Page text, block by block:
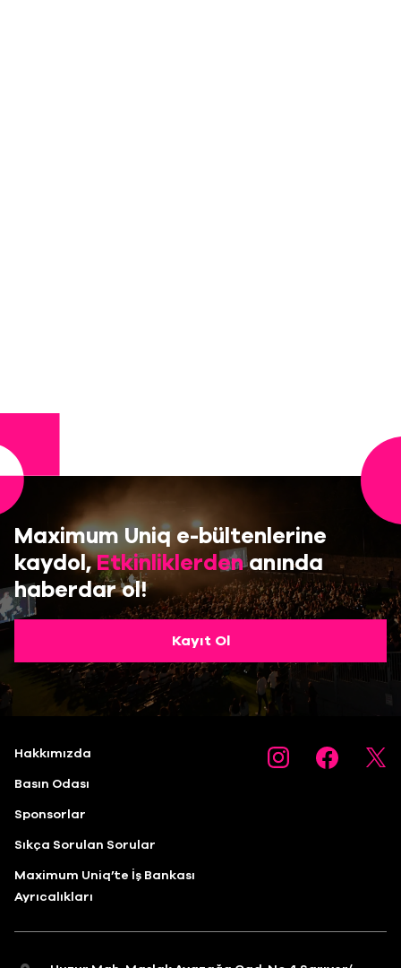
Maximum Uniq e-bültenlerine
kaydol,Etkinliklerdenanında
haberdar ol!
Kayıt Ol
Hakkımızda
Basın Odası
Sponsorlar
Sıkça Sorulan Sorular
Maximum Uniq’te İş Bankası
Ayrıcalıkları